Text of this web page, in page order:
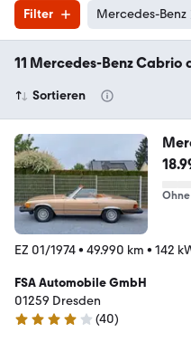
Filter Mercedes-Benz
11 Mercedes-Benz Cabrio
Sortieren
EZ 01/1974• 49.990 km • 142
FSA Automobile GmbH
01259 Dresden
3.9 Sterne
(40)